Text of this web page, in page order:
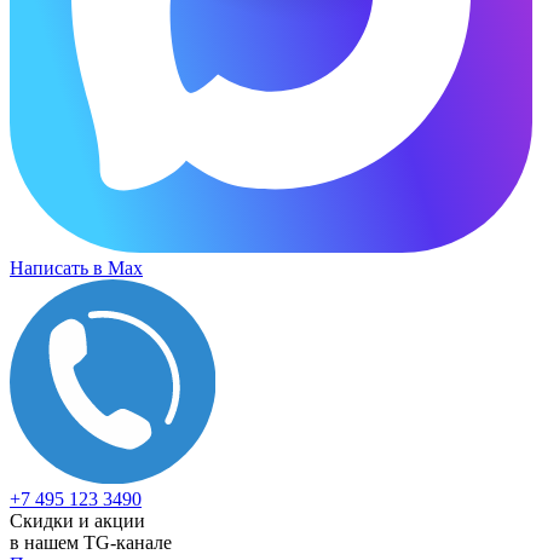
Написать в Max
+7 495 123 3490
Скидки и акции
в нашем TG-канале